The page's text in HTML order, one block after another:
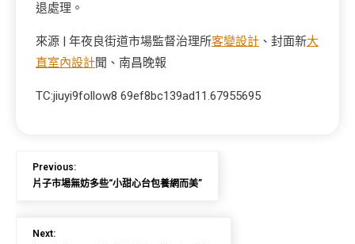
退處理。
來源 | 年夜良街道市場監督治理所客變設計 、封面新大
直室內設計聞、南昌晚報
TC:jiuyi9follow8 69ef8bc139ad11.67955695
Previous:
片子市場無妨多些“小甜心台包養網而美”
Next: